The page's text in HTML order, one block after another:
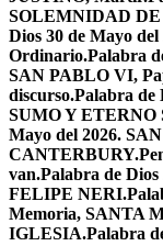
SOLEMNIDAD
Dios 30 de Mayo
Ordinario.Palabra
SAN PABLO VI,
discurso.Palabra de
SUMO Y ETERNO
Mayo del 2026.
CANTERBURY.
van.Palabra de
FELIPE NERI.
Memoria, SANTA
IGLESIA.Palabra